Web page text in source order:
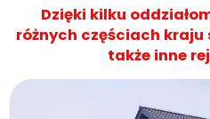
Dzięki kilku
różnych częściach kraju
także inne